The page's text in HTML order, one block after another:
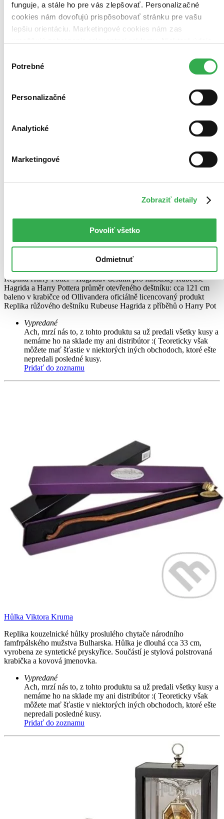
funguje, a stále ho pre vás zlepšovať. Personalizačné
cookies nám dovoľujú prispôsobovať stránku pre vašu
lepšiu orientáciu. Marketingové cookies nám zas
keby sme mohli používať všetky tieto cookies. Ďakujeme!
súhlasu
Potrebné
Personalizačné
Analytické
Marketingové
Zobraziť detaily
Povoliť všetko
Odmietnuť
nepredali posledné kusy.
Pridať do zoznamu
Replika Harry Potter - Hagridov dáždnik
Replika Harry Potter - Hagridův deštník pro fanoušky Rubeuse
Hagrida a Harry Pottera průměr otevřeného deštníku: cca 121 cm
baleno v krabičce od Ollivandera oficiálně licencovaný produkt
Replika růžového deštníku Rubeuse Hagrida z příběhů o Harry Pot
Vypredané
Ach, mrzí nás to, z tohto produktu sa už predali všetky kusy a
nemáme ho na sklade my ani distribútor :( Teoreticky však
môžete mať šťastie v niektorých iných obchodoch, ktoré ešte
nepredali posledné kusy.
Pridať do zoznamu
Hůlka Viktora Kruma
Replika kouzelnické hůlky proslulého chytače národního
famfrpálského mužstva Bulharska. Hůlka je dlouhá cca 33 cm,
vyrobena ze syntetické pryskyřice. Součástí je stylová polstrovaná
krabička a kovová jmenovka.
Vypredané
Ach, mrzí nás to, z tohto produktu sa už predali všetky kusy a
nemáme ho na sklade my ani distribútor :( Teoreticky však
môžete mať šťastie v niektorých iných obchodoch, ktoré ešte
nepredali posledné kusy.
Pridať do zoznamu